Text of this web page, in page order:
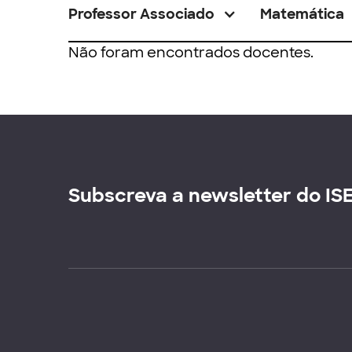
Professor Associado Matemática
Não foram encontrados docentes.
Subscreva a newsletter do